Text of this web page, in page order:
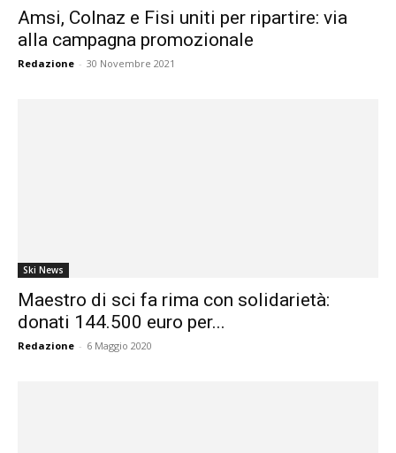
Amsi, Colnaz e Fisi uniti per ripartire: via
alla campagna promozionale
Redazione - 30 Novembre 2021
Ski News
Maestro di sci fa rima con solidarietà:
donati 144.500 euro per...
Redazione - 6 Maggio 2020